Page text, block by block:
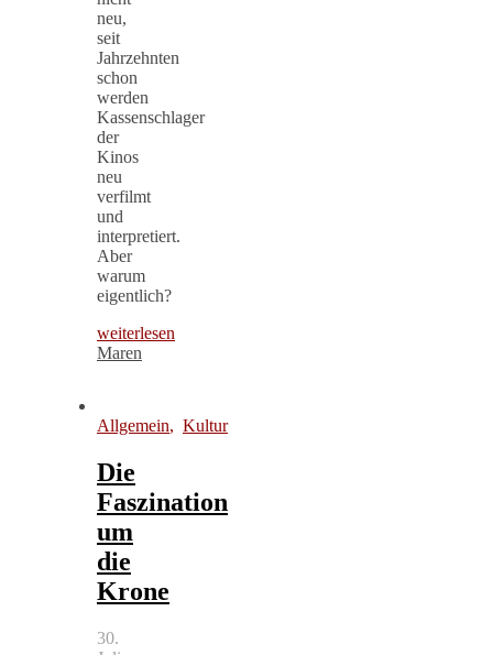
neu,
seit
Jahrzehnten
schon
werden
Kassenschlager
der
Kinos
neu
verfilmt
und
interpretiert.
Aber
warum
eigentlich?
weiterlesen
Maren
Allgemein, Kultur
Die
Faszination
um
die
Krone
30.